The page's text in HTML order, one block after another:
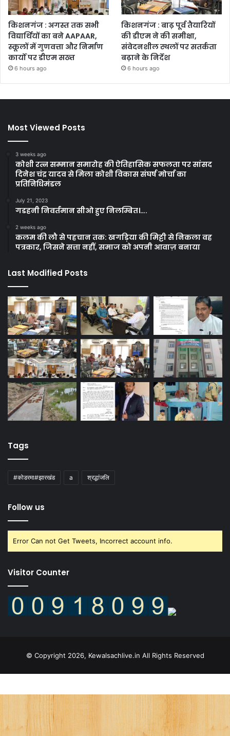
किशनगंज : अगस्त तक सभी
विद्यार्थियों का बने AAPAAR,
स्कूलों में गुणवत्ता और निर्माण
कार्यों पर डीएम सख्त
6 hours ago
किशनगंज : बाढ़ पूर्व तैयारियों
की डीएम ने की समीक्षा,
संवेदनशील स्थलों पर सतर्कता
बढ़ाने के निर्देश
6 hours ago
Most Viewed Posts
3 weeks ago
कोशी रत्न सम्मान समारोह की ऐतिहासिक सफलता पर सांसद
दिनेश चंद्र यादव से मिला कोशी विकास संघर्ष मोर्चा का
प्रतिनिधिमंडल
July 21, 2023
गडहनी निवर्तमान सीओ हुए निलम्बित।….
2 weeks ago
कलम की लौ से पहचान तक: खगड़िया की मिट्टी से निकला वह
पत्रकार, जिसने सत्ता नहीं, समाज को अपनी आवाज़ बनाया
Last Modified Posts
Tags
#कोडरमा#झारखंड a श्रद्धांजलि
Follow us
Error Can not Get Tweets, Incorrect account info.
Visitor Counter
© Copyright 2026, Kewalsachlive.in All Rights Reserved